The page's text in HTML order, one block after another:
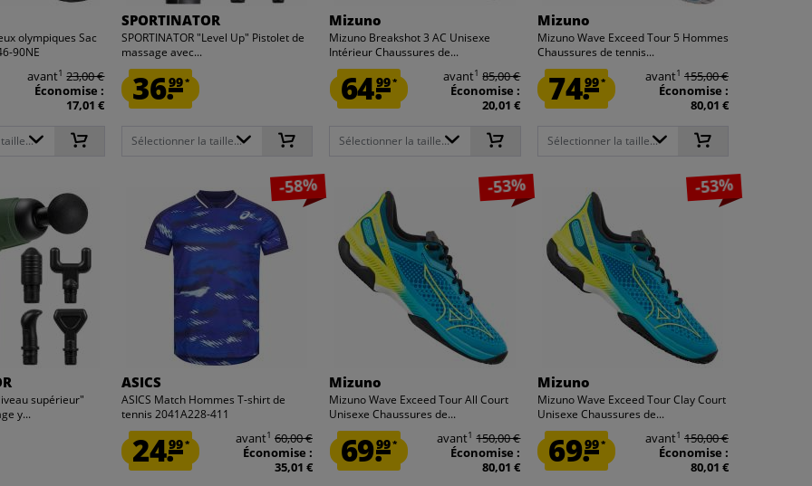
olympiques Sac
90NE
avant1 23,00 €
Économise :
17,01 €
SPORTINATOR
SPORTINATOR "Level Up" Pistolet de
massage avec...
36.99*
Sélectionner la taille...
Mizuno
Mizuno Breakshot 3 AC Unisexe
Intérieur Chaussures de...
64.99* avant1 85,00 €
Économise :
20,01 €
Sélectionner la taille...
Mizuno
Mizuno Wave Exceed Tour 5 Hommes
Chaussures de tennis...
74.99* avant1 155,00 €
Économise :
80,01 €
Sélectionner la taille...
supérieur"
y...
-58%
ASICS
ASICS Match Hommes T-shirt de
tennis 2041A228-411
24.99* avant1 60,00 €
Économise :
35,01 €
-53%
Mizuno
Mizuno Wave Exceed Tour All Court
Unisexe Chaussures de...
69.99* avant1 150,00 €
Économise :
80,01 €
-53%
Mizuno
Mizuno Wave Exceed Tour Clay Court
Unisexe Chaussures de...
69.99* avant1 150,00 €
Économise :
80,01 €